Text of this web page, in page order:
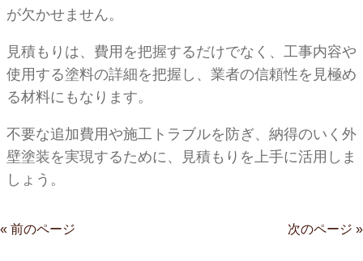
が欠かせません。
見積もりは、費用を把握するだけでなく、工事内容や
使用する塗料の詳細を把握し、業者の信頼性を見極め
る材料にもなります。
不要な追加費用や施工トラブルを防ぎ、納得のいく外
壁塗装を実現するために、見積もりを上手に活用しま
しょう。
« 前のページ 次のページ »